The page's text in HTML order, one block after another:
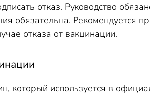
отказ. Руководство
обязательна. Рекомендуется
отказа от вакцинации.
который используется в